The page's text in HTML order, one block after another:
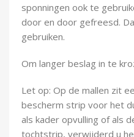
sponningen ook te
door en door gefreesd.
gebruiken.
Om langer beslag in te
Let op: Op de mallen zit
bescherm strip voor het
als kader opvulling of als
tochtstrip, verwijderd u